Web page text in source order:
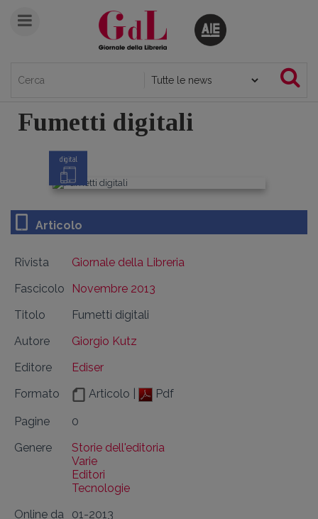
Fumetti digitali
digital
Articolo
Rivista
Giornale della Libreria
Fascicolo
Novembre 2013
Titolo
Fumetti digitali
Autore
Giorgio Kutz
Editore
Ediser
Formato
Articolo | Pdf
Pagine
0
Genere
Storie dell'editoria
Varie
Editori
Tecnologie
Online da
01-2013